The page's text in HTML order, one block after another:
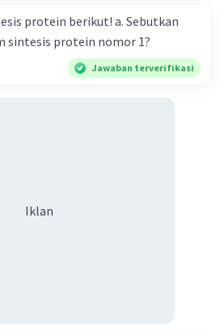
berikut! a. Sebutkan
sintesis protein nomor 1?
Jawaban terverifikasi
Iklan